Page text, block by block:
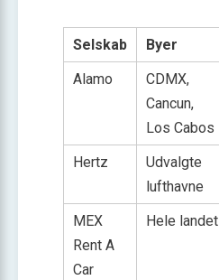
Selskab Byer
Alamo
CDMX,
Cancun,
Los Cabos
Hertz
Udvalgte
lufthavne
MEX
Rent A
Car
Hele landet